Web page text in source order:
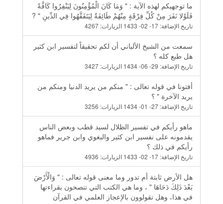
ما توجهيكم لهذه الآية : " وَمَا كَانَ الْمُؤْمِنُونَ لِيَنْفِرُوا كَافَّةً
فَلَوْلا نَفَرَ مِنْ كُلِّ فِرْقَةٍ مِنْهُمْ طَائِفَةٌ لِيَتَفَقَّهُوا فِي الدِّينِ " ?
تاريخ الإضافة: 17- 02- 1433 الزيارات: 4267
سمعت من الشيخ الألباني أن لكم تحقيقاً لتفسير ابن كثير
هل طبع كله ؟
تاريخ الإضافة: 29- 06- 1434 الزيارات: 3427
أفتونا في قوله تعالى : " منكم من يريد الدنيا ومنكم من
يريد الآخرة " ؟
تاريخ الإضافة: 27- 01- 1434 الزيارات: 3256
ماهو رأيكم في تفسير الظلال لسيد قطب وبعض الناس
يقدمونه على نفسير ابن كثير والبغوي وابن جرير فماهو
رأيكم في ذلك ؟
تاريخ الإضافة: 17- 02- 1433 الزيارات: 4936
هل الأرض ثابتة أم تدور وما معنى قوله تعالى : " وَالْأَرْضَ
بَعْدَ ذَلِكَ دَحَاهَا " ، وما هي الكتب التي تنصحون بقراءتها
في هذا، وهل تقولوون بالإعجاز العلمي في القرآن